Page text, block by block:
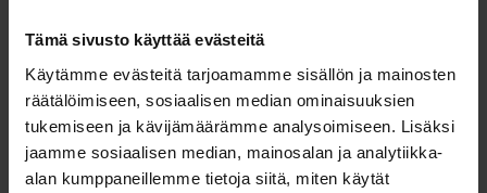
Tämä sivusto käyttää evästeitä
Käytämme evästeitä tarjoamamme sisällön ja mainosten
räätälöimiseen, sosiaalisen median ominaisuuksien
tukemiseen ja kävijämäärämme analysoimiseen. Lisäksi
jaamme sosiaalisen median, mainosalan ja analytiikka-
alan kumppaneillemme tietoja siitä, miten käytät
Ostajan oppaamme auttaa sinua valitsemaan sopivan
puutarhakalusteen.
Ostajan opas